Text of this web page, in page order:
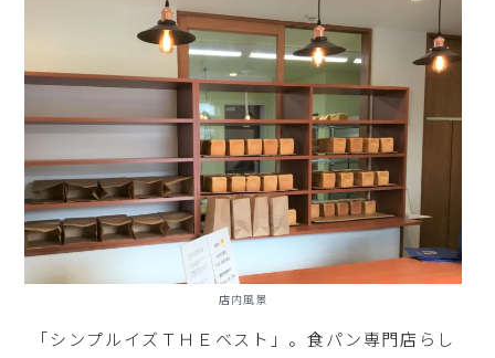
店内風景
「シンプルイズＴＨＥベスト」。食パン専門店らし